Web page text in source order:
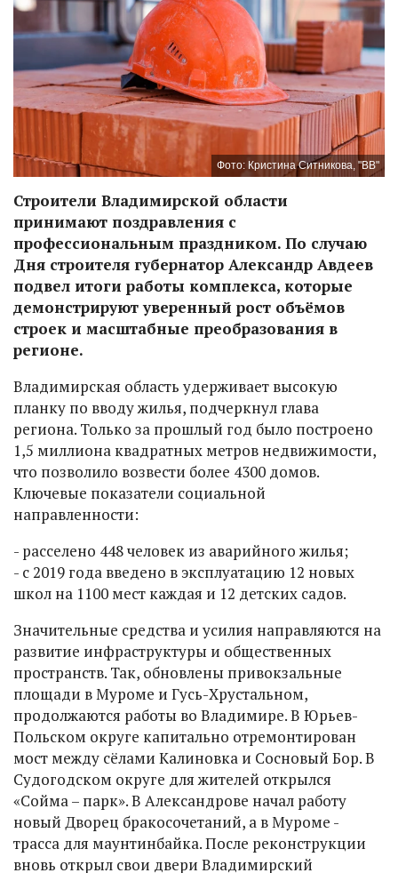
Фото: Кристина Ситникова, "ВВ"
Строители Владимирской области
принимают поздравления с
профессиональным праздником. По случаю
Дня строителя губернатор Александр Авдеев
подвел итоги работы комплекса, которые
демонстрируют уверенный рост объёмов
строек и масштабные преобразования в
регионе.
Владимирская область удерживает высокую
планку по вводу жилья, подчеркнул глава
региона. Только за прошлый год было построено
1,5 миллиона квадратных метров недвижимости,
что позволило возвести более 4300 домов.
Ключевые показатели социальной
направленности:
- расселено 448 человек из аварийного жилья;
- с 2019 года введено в эксплуатацию 12 новых
школ на 1100 мест каждая и 12 детских садов.
Значительные средства и усилия направляются на
развитие инфраструктуры и общественных
пространств. Так, обновлены привокзальные
площади в Муроме и Гусь-Хрустальном,
продолжаются работы во Владимире. В Юрьев-
Польском округе капитально отремонтирован
мост между сёлами Калиновка и Сосновый Бор. В
Судогодском округе для жителей открылся
«Сойма – парк». В Александрове начал работу
новый Дворец бракосочетаний, а в Муроме -
трасса для маунтинбайка. После реконструкции
вновь открыл свои двери Владимирский